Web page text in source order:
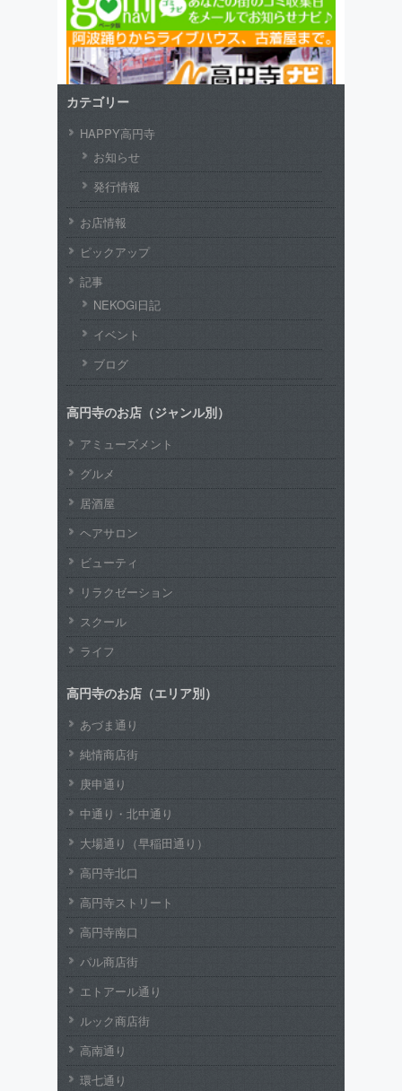
カテゴリー
HAPPY高円寺
お知らせ
発行情報
お店情報
ピックアップ
記事
NEKOGi日記
イベント
ブログ
高円寺のお店（ジャンル別）
アミューズメント
グルメ
居酒屋
ヘアサロン
ビューティ
リラクゼーション
スクール
ライフ
高円寺のお店（エリア別）
あづま通り
純情商店街
庚申通り
中通り・北中通り
大場通り（早稲田通り）
高円寺北口
高円寺ストリート
高円寺南口
パル商店街
エトアール通り
ルック商店街
高南通り
環七通り